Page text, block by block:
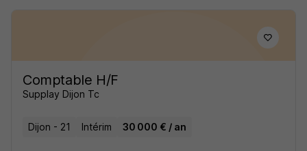
Comptable H/F
Supplay Dijon Tc
Dijon - 21 Intérim 30 000 € / an